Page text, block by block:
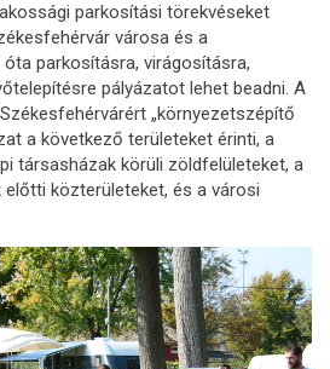
parkosítási törekvéseket
városa és a
parkosításra, virágosításra,
pályázatot lehet beadni. A
„környezetszépítő
a következő területeket érinti, a
társasházak körüli zöldfelületeket, a
közterületeket, és a városi